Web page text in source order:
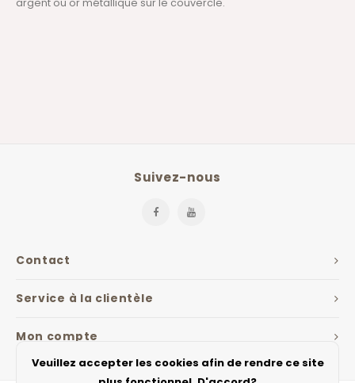
argent ou or métallique sur le couvercle.
Contact
Suivez-nous
Service à la clientèle
Mon compte
Veuillez accepter les cookies afin de rendre ce site